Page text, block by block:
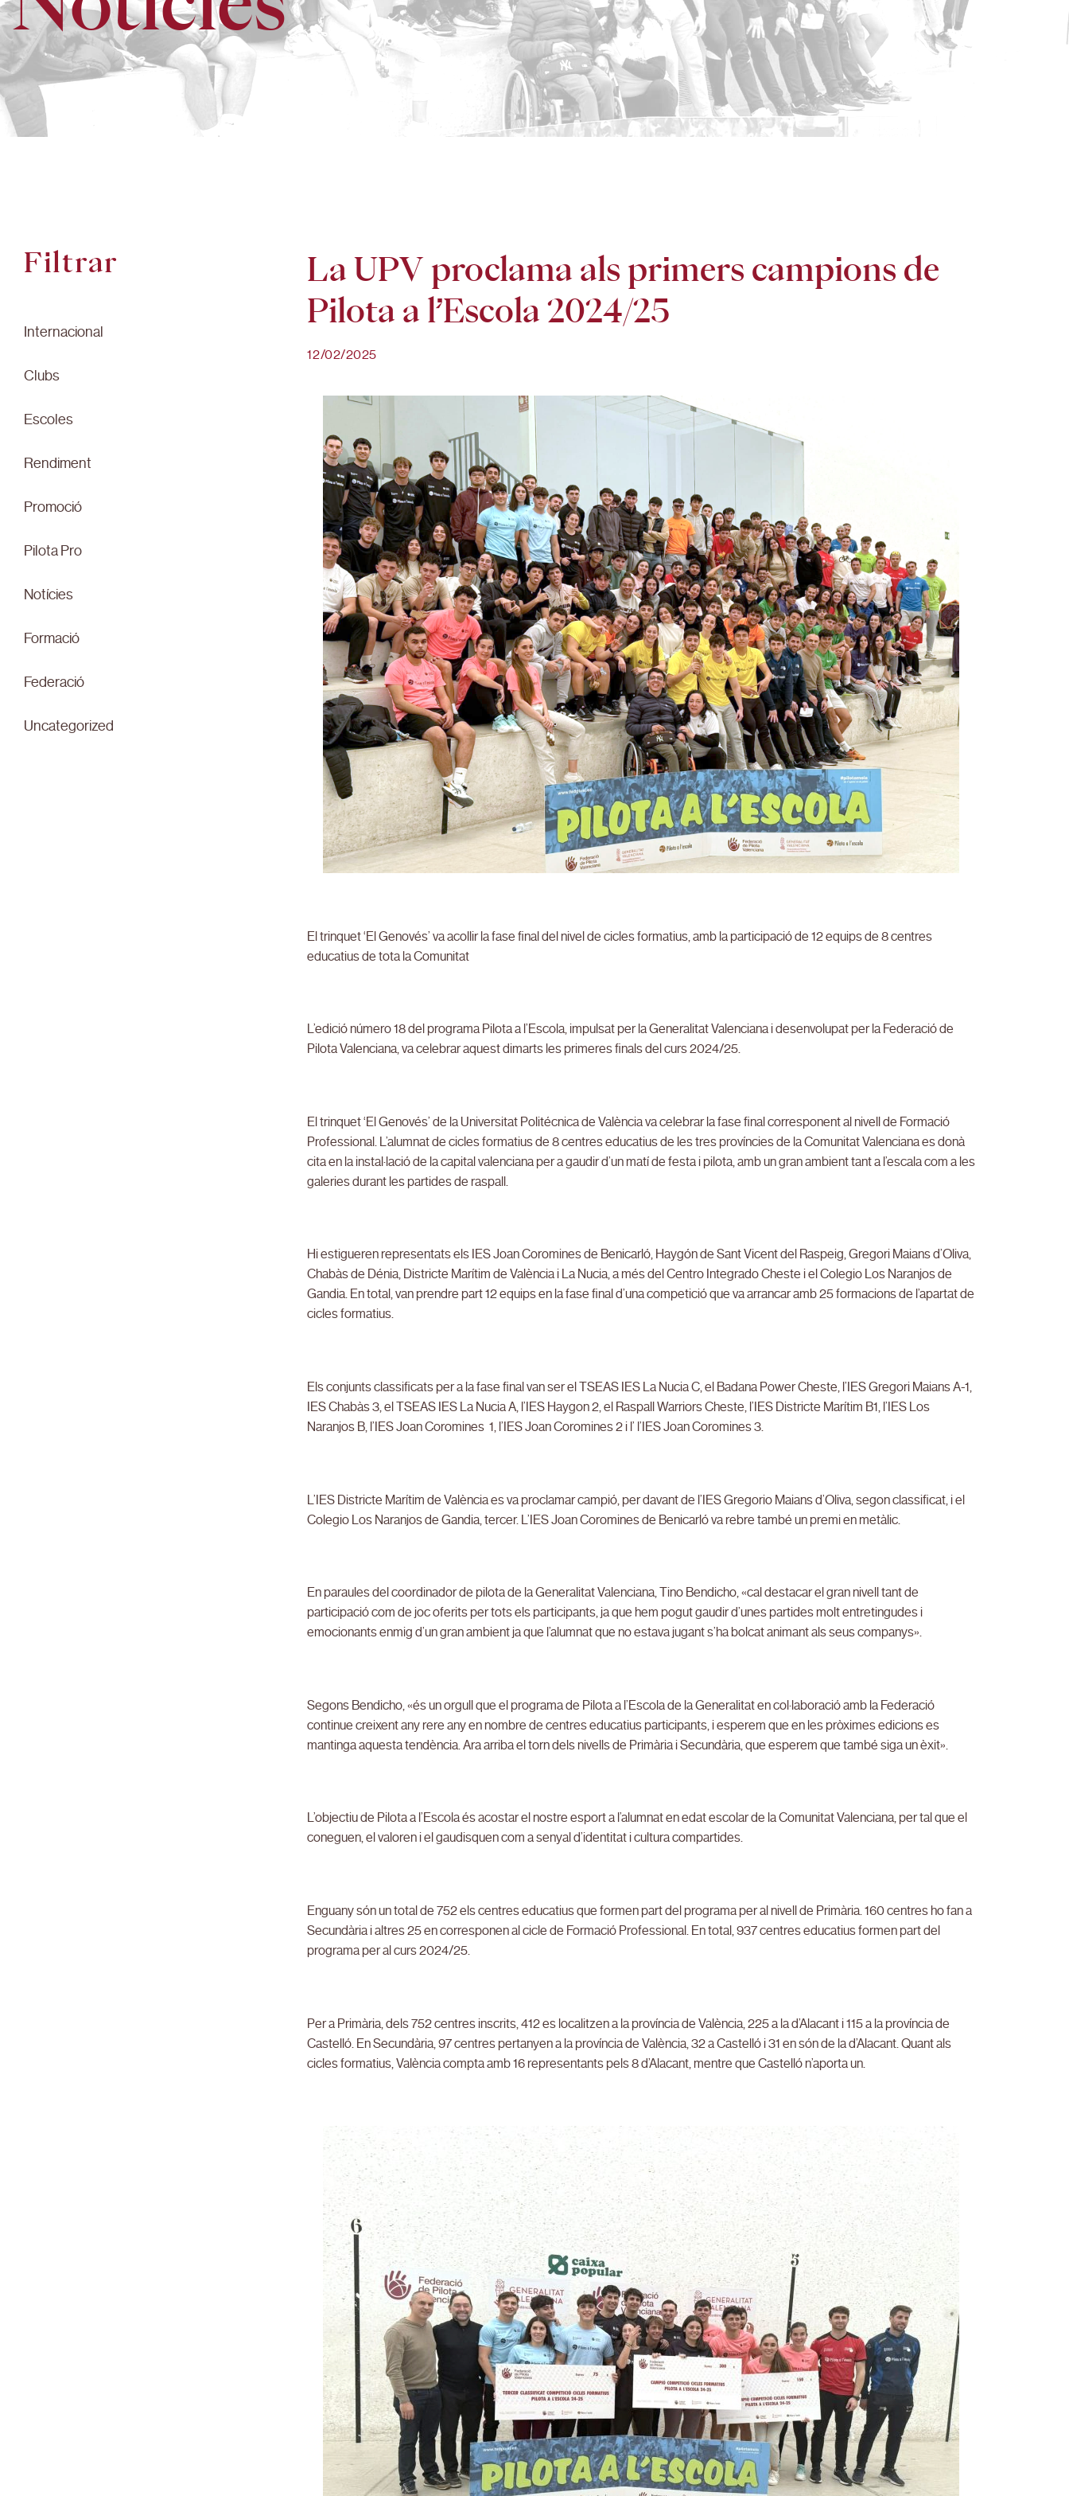
Filtrar
Internacional
Clubs
Escoles
Rendiment
Promoció
Pilota Pro
Notícies
Formació
Federació
Uncategorized
La UPV proclama als primers campions de
Pilota a l’Escola 2024/25
12/02/2025
El trinquet ‘El Genovés’ va acollir la fase final del nivel de cicles formatius, amb la participació de 12 equips de 8 centres
educatius de tota la Comunitat
L’edició número 18 del programa Pilota a l’Escola, impulsat per la Generalitat Valenciana i desenvolupat per la Federació de
Pilota Valenciana, va celebrar aquest dimarts les primeres finals del curs 2024/25.
El trinquet ‘El Genovés’ de la Universitat Politécnica de València va celebrar la fase final corresponent al nivell de Formació
Professional. L’alumnat de cicles formatius de 8 centres educatius de les tres províncies de la Comunitat Valenciana es donà
cita en la instal·lació de la capital valenciana per a gaudir d’un matí de festa i pilota, amb un gran ambient tant a l’escala com a les
galeries durant les partides de raspall.
Hi estigueren representats els IES Joan Coromines de Benicarló, Haygón de Sant Vicent del Raspeig, Gregori Maians d’Oliva,
Chabàs de Dénia, Districte Marítim de València i La Nucia, a més del Centro Integrado Cheste i el Colegio Los Naranjos de
Gandia. En total, van prendre part 12 equips en la fase final d’una competició que va arrancar amb 25 formacions de l’apartat de
cicles formatius.
Els conjunts classificats per a la fase final van ser el TSEAS IES La Nucia C, el Badana Power Cheste, l’IES Gregori Maians A-1,
IES Chabàs 3, el TSEAS IES La Nucia A, l’IES Haygon 2, el Raspall Warriors Cheste, l’IES Districte Marítim B1, l’IES Los
Naranjos B, l’IES Joan Coromines 1, l’IES Joan Coromines 2 i l’ l’IES Joan Coromines 3.
L’IES Districte Marítim de València es va proclamar campió, per davant de l’IES Gregorio Maians d’Oliva, segon classificat, i el
Colegio Los Naranjos de Gandia, tercer. L’IES Joan Coromines de Benicarló va rebre també un premi en metàlic.
En paraules del coordinador de pilota de la Generalitat Valenciana, Tino Bendicho, «cal destacar el gran nivell tant de
participació com de joc oferits per tots els participants, ja que hem pogut gaudir d’unes partides molt entretingudes i
emocionants enmig d’un gran ambient ja que l’alumnat que no estava jugant s’ha bolcat animant als seus companys».
Segons Bendicho, «és un orgull que el programa de Pilota a l’Escola de la Generalitat en col·laboració amb la Federació
continue creixent any rere any en nombre de centres educatius participants, i esperem que en les pròximes edicions es
mantinga aquesta tendència. Ara arriba el torn dels nivells de Primària i Secundària, que esperem que també siga un èxit».
L’objectiu de Pilota a l’Escola és acostar el nostre esport a l’alumnat en edat escolar de la Comunitat Valenciana, per tal que el
coneguen, el valoren i el gaudisquen com a senyal d’identitat i cultura compartides.
Enguany són un total de 752 els centres educatius que formen part del programa per al nivell de Primària. 160 centres ho fan a
Secundària i altres 25 en corresponen al cicle de Formació Professional. En total, 937 centres educatius formen part del
programa per al curs 2024/25.
Per a Primària, dels 752 centres inscrits, 412 es localitzen a la província de València, 225 a la d’Alacant i 115 a la província de
Castelló. En Secundària, 97 centres pertanyen a la província de València, 32 a Castelló i 31 en són de la d’Alacant. Quant als
cicles formatius, València compta amb 16 representants pels 8 d’Alacant, mentre que Castelló n’aporta un.